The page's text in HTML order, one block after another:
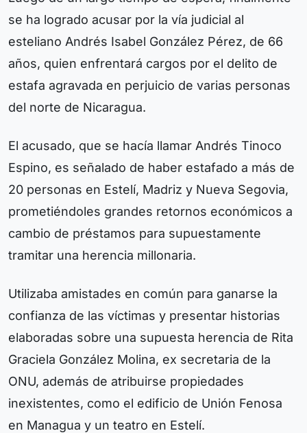
se ha logrado acusar por la vía judicial al
esteliano Andrés Isabel González Pérez, de 66
años, quien enfrentará cargos por el delito de
estafa agravada en perjuicio de varias personas
del norte de Nicaragua.
El acusado, que se hacía llamar Andrés Tinoco
Espino, es señalado de haber estafado a más de
20 personas en Estelí, Madriz y Nueva Segovia,
prometiéndoles grandes retornos económicos a
cambio de préstamos para supuestamente
tramitar una herencia millonaria.
Utilizaba amistades en común para ganarse la
confianza de las víctimas y presentar historias
elaboradas sobre una supuesta herencia de Rita
Graciela González Molina, ex secretaria de la
ONU, además de atribuirse propiedades
inexistentes, como el edificio de Unión Fenosa
en Managua y un teatro en Estelí.